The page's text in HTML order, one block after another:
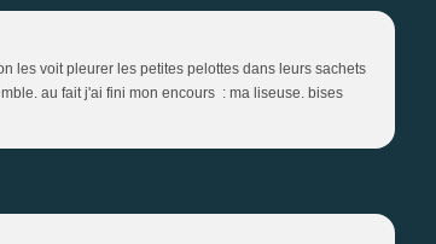
les voit pleurer les petites pelottes dans leurs sachets
au fait j'ai fini mon encours : ma liseuse. bises